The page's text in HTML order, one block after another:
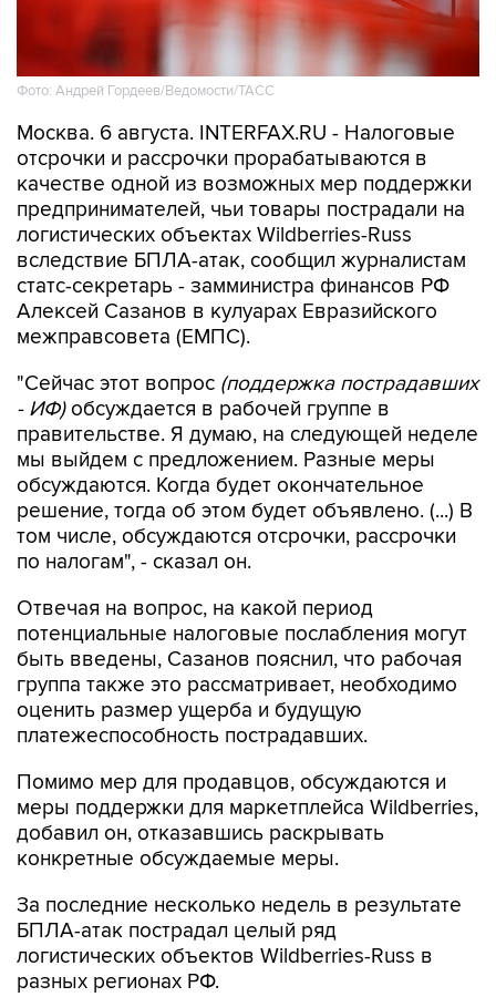
Фото: Андрей Гордеев/Ведомости/ТАСС
Москва. 6 августа. INTERFAX.RU - Налоговые
отсрочки и рассрочки прорабатываются в
качестве одной из возможных мер поддержки
предпринимателей, чьи товары пострадали на
логистических объектах Wildberries-Russ
вследствие БПЛА-атак, сообщил журналистам
статс-секретарь - замминистра финансов РФ
Алексей Сазанов в кулуарах Евразийского
межправсовета (ЕМПС).
"Сейчас этот вопрос (поддержка пострадавших
- ИФ)обсуждается в рабочей группе в
правительстве. Я думаю, на следующей неделе
мы выйдем с предложением. Разные меры
обсуждаются. Когда будет окончательное
решение, тогда об этом будет объявлено. (...) В
том числе, обсуждаются отсрочки, рассрочки
по налогам", - сказал он.
Отвечая на вопрос, на какой период
потенциальные налоговые послабления могут
быть введены, Сазанов пояснил, что рабочая
группа также это рассматривает, необходимо
оценить размер ущерба и будущую
платежеспособность пострадавших.
Помимо мер для продавцов, обсуждаются и
меры поддержки для маркетплейса Wildberries,
добавил он, отказавшись раскрывать
конкретные обсуждаемые меры.
За последние несколько недель в результате
БПЛА-атак пострадал целый ряд
логистических объектов Wildberries-Russ в
разных регионах РФ.